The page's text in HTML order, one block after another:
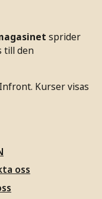
sprider
till den
Kurser visas
oss